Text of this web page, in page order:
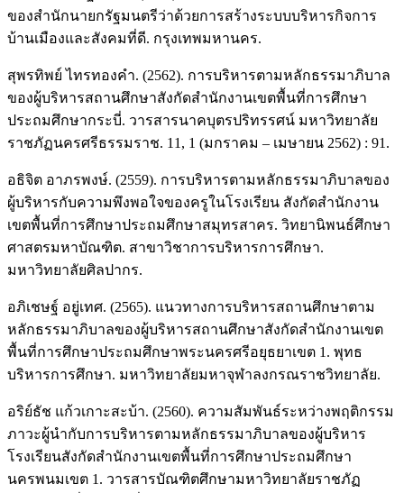
ของสำนักนายกรัฐมนตรีว่าด้วยการสร้างระบบบริหารกิจการ
บ้านเมืองและสังคมที่ดี. กรุงเทพมหานคร.
สุพรทิพย์ ไทรทองคำ. (2562). การบริหารตามหลักธรรมาภิบาล
ของผู้บริหารสถานศึกษาสังกัดสำนักงานเขตพื้นที่การศึกษา
ประถมศึกษากระบี่. วารสารนาคบุตรปริทรรศน์ มหาวิทยาลัย
ราชภัฏนครศรีธรรมราช. 11, 1 (มกราคม – เมษายน 2562) : 91.
อธิจิต อาภรพงษ์. (2559). การบริหารตามหลักธรรมาภิบาลของ
ผู้บริหารกับความพึงพอใจของครูในโรงเรียน สังกัดสำนักงาน
เขตพื้นที่การศึกษาประถมศึกษาสมุทรสาคร. วิทยานิพนธ์ศึกษา
ศาสตรมหาบัณฑิต. สาขาวิชาการบริหารการศึกษา.
มหาวิทยาลัยศิลปากร.
อภิเชษฐ์ อยู่เทศ. (2565). แนวทางการบริหารสถานศึกษาตาม
หลักธรรมาภิบาลของผู้บริหารสถานศึกษาสังกัดสำนักงานเขต
พื้นที่การศึกษาประถมศึกษาพระนครศรีอยุธยาเขต 1. พุทธ
บริหารการศึกษา. มหาวิทยาลัยมหาจุฬาลงกรณราชวิทยาลัย.
อริย์ธัช แก้วเกาะสะบ้า. (2560). ความสัมพันธ์ระหว่างพฤติกรรม
ภาวะผู้นำกับการบริหารตามหลักธรรมาภิบาลของผู้บริหาร
โรงเรียนสังกัดสำนักงานเขตพื้นที่การศึกษาประถมศึกษา
นครพนมเขต 1. วารสารบัณฑิตศึกษามหาวิทยาลัยราชภัฏ